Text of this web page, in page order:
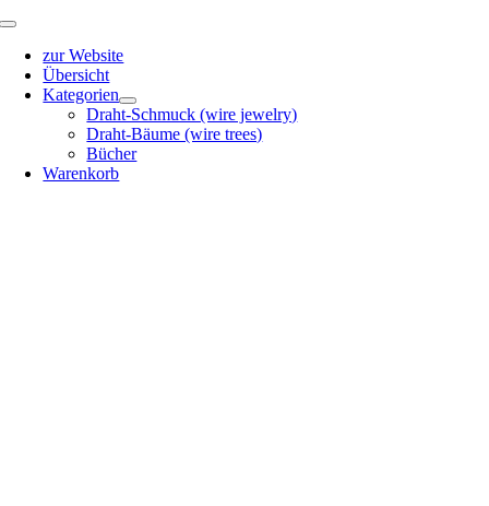
Zum
springen
Toggle
Navigationzur Website
Übersicht
Kategorien
Draht-Schmuck (wire jewelry)
Draht-Bäume (wire trees)
Bücher
Warenkorb